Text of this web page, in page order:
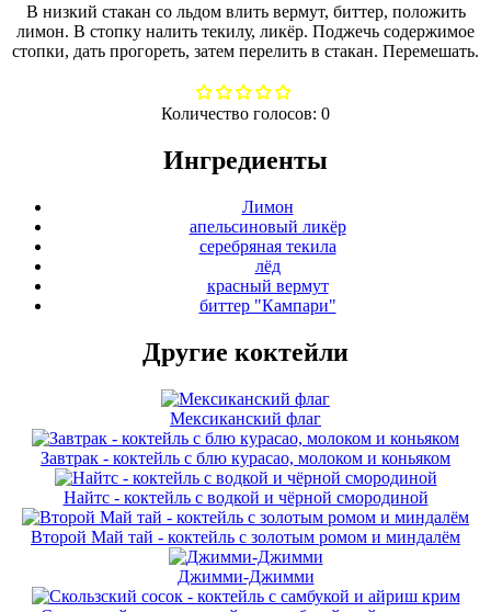
В низкий стакан со льдом влить вермут, биттер, положить
лимон. В стопку налить текилу, ликёр. Поджечь содержимое
стопки, дать прoгореть, затем перелить в стакан. Перемешать.
Количество голосов: 0
Ингредиенты
Лимон
апельсиновый ликёр
серебряная текила
лёд
красный вермут
биттер "Кампари"
Другие коктейли
Мексиканский флаг
Завтрак - коктейль с блю курасао, молоком и коньяком
Найтс - коктейль с водкой и чёрной смородиной
Второй Май тай - коктейль с золотым ромом и миндалём
Джимми-Джимми